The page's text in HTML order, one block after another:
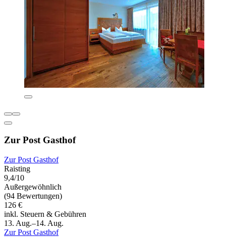
Zur Post Gasthof
Zur Post Gasthof
Raisting
9,4/10
Außergewöhnlich
(94 Bewertungen)
126 €
inkl. Steuern & Gebühren
13. Aug.–14. Aug.
Zur Post Gasthof